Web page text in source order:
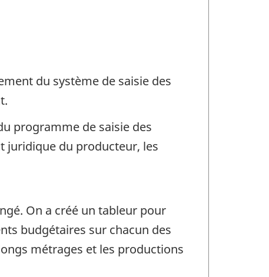
du système de saisie des
programme de saisie des
juridique du producteur, les
On a créé un tableur pour
budgétaires sur chacun des
métrages et les productions